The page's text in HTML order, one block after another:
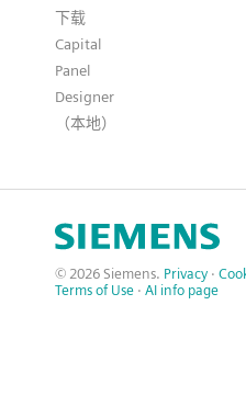
下载
Capital
Panel
Designer
（本地）
© 2026 Siemens. Privacy ·
Terms of Use · AI info page